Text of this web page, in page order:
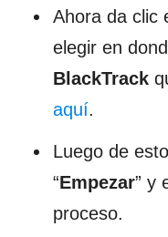
Ahora da clic
elegir en
BlackTrack
aquí.
Luego de
“Empezar” y
proceso.